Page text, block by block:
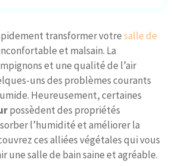
transformer votresalle de
et malsain. La
et une qualité de l’air
uns des problèmes courants
Heureusement, certaines
possèdent des propriétés
l’humidité et améliorer la
ces alliées végétales qui vous
une salle de bain saine et agréable.